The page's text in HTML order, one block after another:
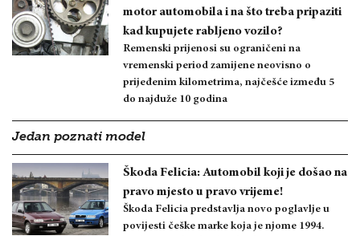
motor automobila i na što treba pripaziti
kad kupujete rabljeno vozilo?
Remenski prijenosi su ograničeni na
vremenski period zamijene neovisno o
prijeđenim kilometrima, najčešće između 5
do najduže 10 godina
Jedan poznati model
Škoda Felicia: Automobil koji je došao na
pravo mjesto u pravo vrijeme!
Škoda Felicia predstavlja novo poglavlje u
povijesti češke marke koja je njome 1994.